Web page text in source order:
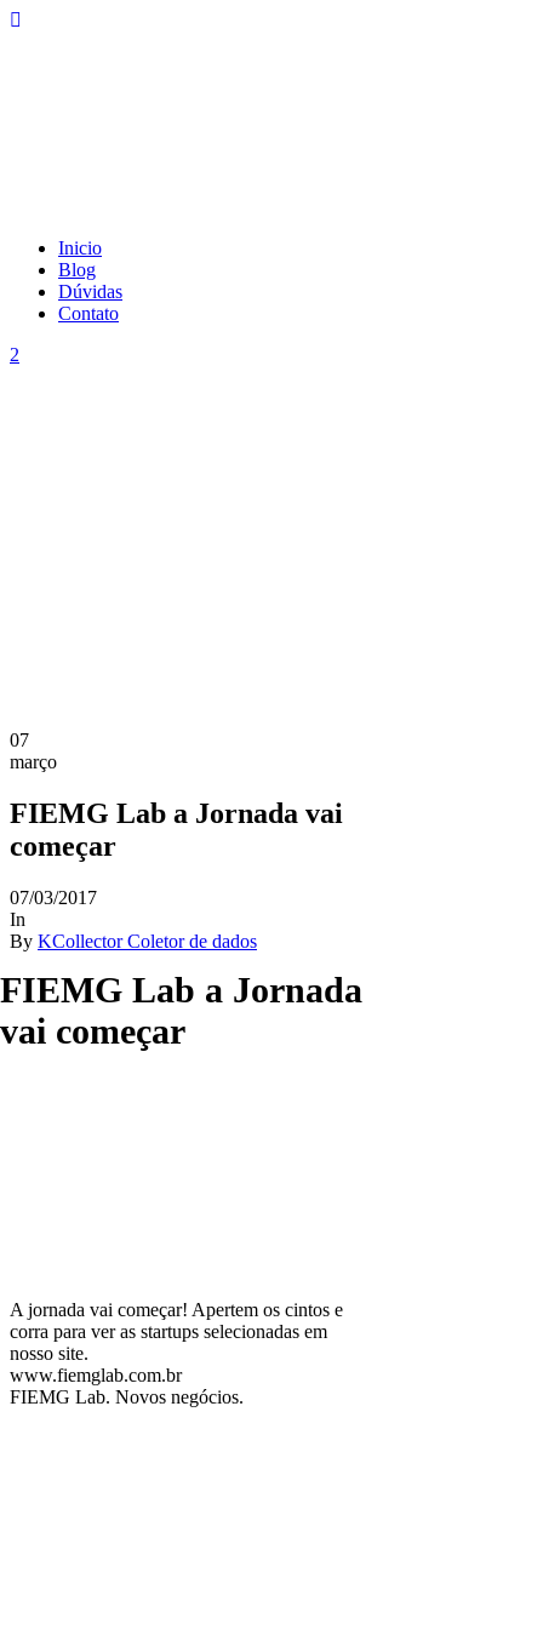
Inicio
Blog
Dúvidas
Contato
FIEMG Lab a Jornada
vai começar
07
março
FIEMG Lab a Jornada vai
começar
07/03/2017
In
By KCollector Coletor de dados
A jornada vai começar! Apertem os cintos e
corra para ver as startups selecionadas em
nosso site.
www.fiemglab.com.br
FIEMG Lab. Novos negócios.